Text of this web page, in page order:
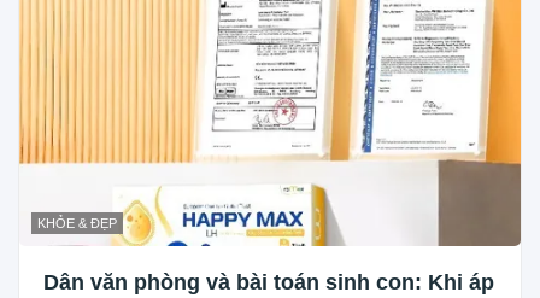
KHỎE & ĐẸP
Dân văn phòng và bài toán sinh con: Khi áp